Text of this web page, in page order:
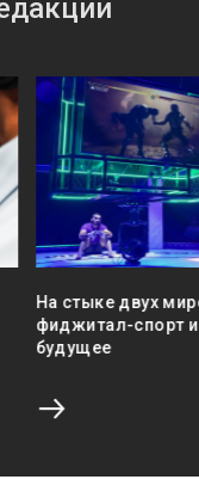
На стыке двух
фиджитал-спорт
будущее